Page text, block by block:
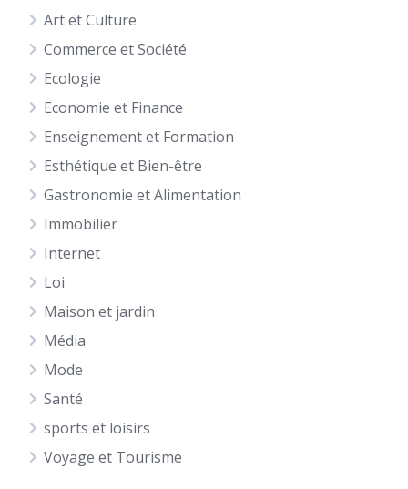
Art et Culture
Commerce et Société
Ecologie
Economie et Finance
Enseignement et Formation
Esthétique et Bien-être
Gastronomie et Alimentation
Immobilier
Internet
Loi
Maison et jardin
Média
Mode
Santé
sports et loisirs
Voyage et Tourisme